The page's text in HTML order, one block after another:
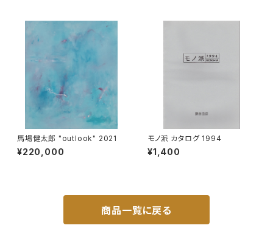
馬場健太郎 "outlook" 2021
¥220,000
モノ派 カタログ 1994
¥1,400
商品一覧に戻る